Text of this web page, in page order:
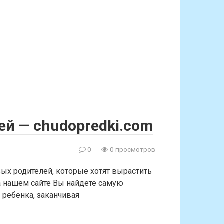
— chudopredki.com
0 0 просмотров
родителей, которые хотят вырастить
сайте Вы найдете самую
заканчивая